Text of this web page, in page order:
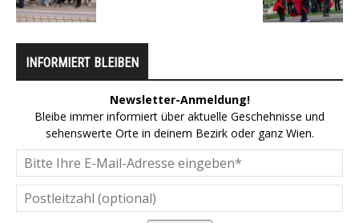
INFORMIERT BLEIBEN
Newsletter-Anmeldung!
Bleibe immer informiert über aktuelle Geschehnisse und
sehenswerte Orte in deinem Bezirk oder ganz Wien.